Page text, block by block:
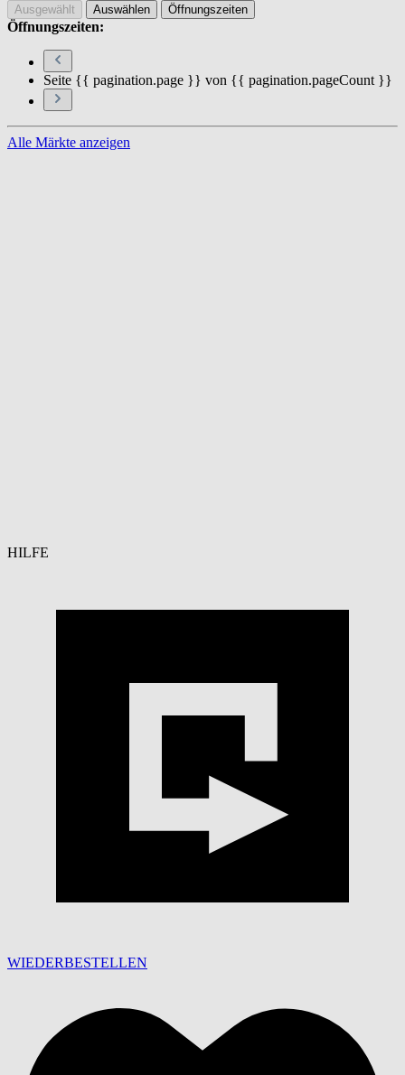
Ausgewählt Auswählen Öffnungszeiten
Öffnungszeiten:
Seite {{ pagination.page }} von {{ pagination.pageCount }}
Alle Märkte anzeigen
HILFE
WIEDERBESTELLEN